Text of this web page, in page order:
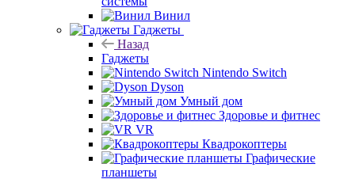
Винил
Гаджеты
Назад
Гаджеты
Nintendo Switch
Dyson
Умный дом
Здоровье и фитнес
VR
Квадрокоптеры
Графические
планшеты